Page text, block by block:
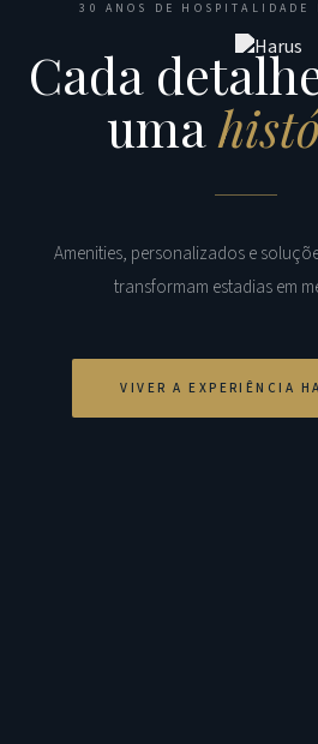
30 ANOS DE HOSPITALIDADE
Cada
uma
Amenities, personalizados e
transformam estadias em
VIVER A EXPERIÊNCIA